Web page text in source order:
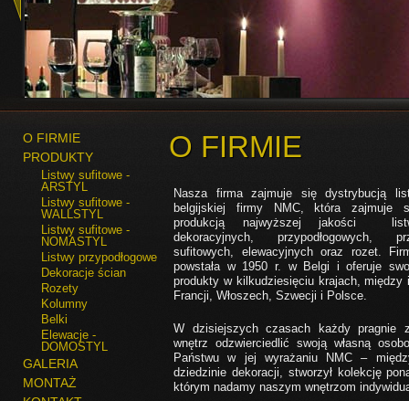
O FIRMIE
PRODUKTY
Listwy sufitowe -
ARSTYL
Listwy sufitowe -
WALLSTYL
Listwy sufitowe -
NOMASTYL
Listwy przypodłogowe
Dekoracje ścian
Rozety
Kolumny
Belki
Elewacje -
DOMOSTYL
GALERIA
MONTAŻ
O FIRMIE
Nasza firma zajmuje się dystrybucją
belgijskiej firmy NMC, która zajmuje
produkcją najwyższej jakości
dekoracyjnych, przypodłogowych,
sufitowych, elewacyjnych oraz rozet.
powstała w 1950 r. w Belgi i oferuje
produkty w kilkudziesięciu krajach, między
Francji, Włoszech, Szwecji i Polsce.
W dzisiejszych czasach każdy pragnie
wnętrz odzwierciedlić swoją własną
Państwu w jej wyrażaniu NMC –
dziedzinie dekoracji, stworzył kolekcję
którym nadamy naszym wnętrzom